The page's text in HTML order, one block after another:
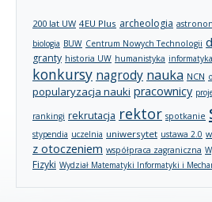
200 lat UW 4EU Plus archeologia
biologia BUW Centrum Nowych Technologii
granty historia UW humanistyka informatyka
konkursy nagrody nauka NCN
popularyzacja nauki pracownicy
rankingi rekrutacja rektor spotkanie
stypendia uczelnia uniwersytet ustawa 2.0
z otoczeniem współpraca zagraniczna
Fizyki Wydział Matematyki Informatyki i